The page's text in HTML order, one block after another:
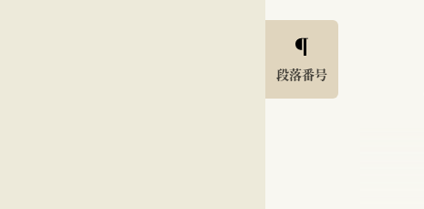
段落番号